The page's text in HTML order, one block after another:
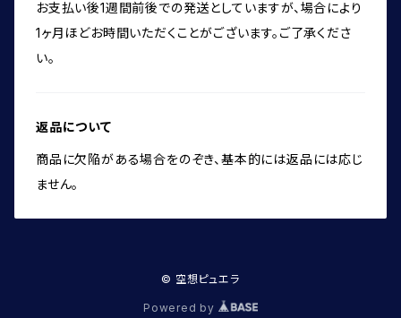
お支払い後1週間前後での発送としていますが、場合により
1ヶ月ほどお時間いただくことがございます。ご了承くださ
い。
返品について
商品に欠陥がある場合をのぞき、基本的には返品には応じ
ません。
© 空想ピュエラ
Powered by